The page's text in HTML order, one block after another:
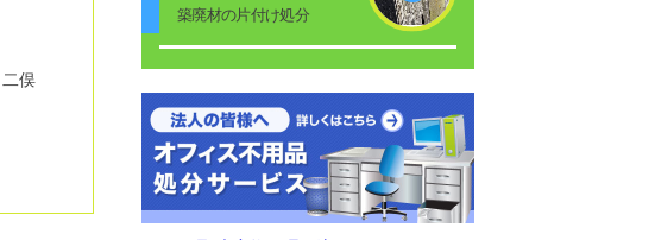
俣
築廃材の片付け処分